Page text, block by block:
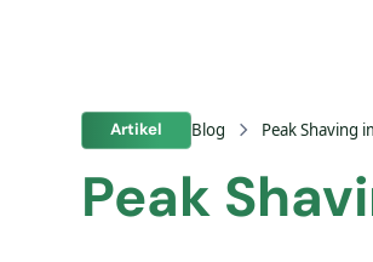
Artikel Blog Peak Shaving
Peak